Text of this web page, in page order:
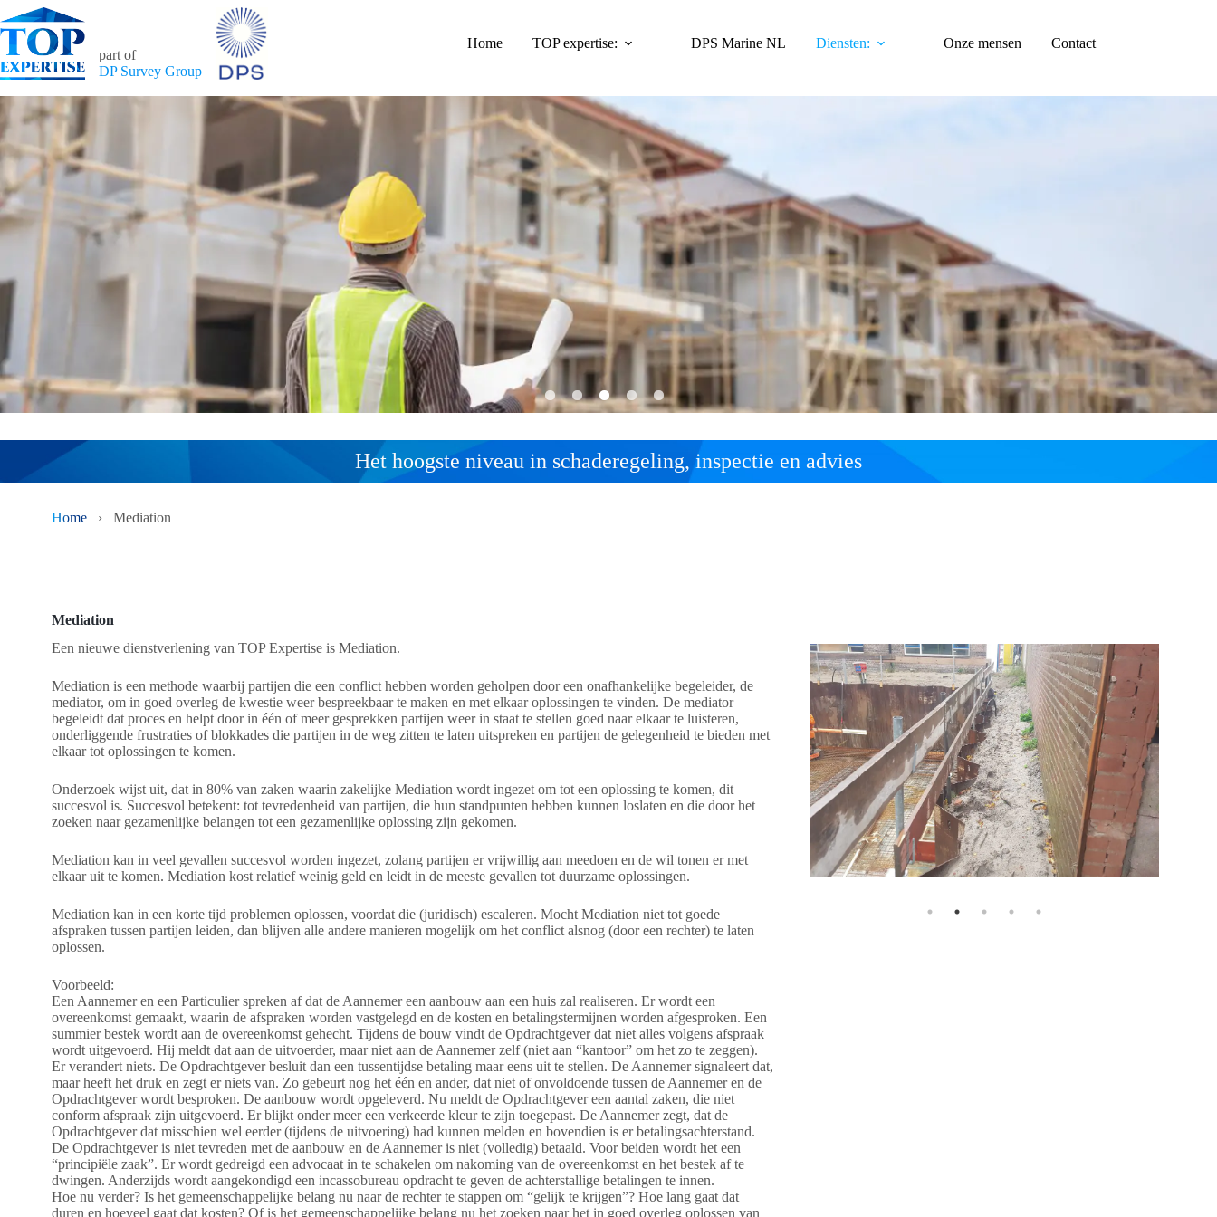
naar
de
inhoud
part of
DP Survey Group
Home TOP expertise: DPS Marine NL Diensten: Onze mensen Contact
Het hoogste niveau in schaderegeling, inspectie en advies
Home › Mediation
Mediation
Een nieuwe dienstverlening van TOP Expertise is Mediation.
Mediation is een methode waarbij partijen die een conflict hebben worden geholpen door een onafhankelijke begeleider, de
mediator, om in goed overleg de kwestie weer bespreekbaar te maken en met elkaar oplossingen te vinden. De mediator
begeleidt dat proces en helpt door in één of meer gesprekken partijen weer in staat te stellen goed naar elkaar te luisteren,
onderliggende frustraties of blokkades die partijen in de weg zitten te laten uitspreken en partijen de gelegenheid te bieden met
elkaar tot oplossingen te komen.
Onderzoek wijst uit, dat in 80% van zaken waarin zakelijke Mediation wordt ingezet om tot een oplossing te komen, dit
succesvol is. Succesvol betekent: tot tevredenheid van partijen, die hun standpunten hebben kunnen loslaten en die door het
zoeken naar gezamenlijke belangen tot een gezamenlijke oplossing zijn gekomen.
Mediation kan in veel gevallen succesvol worden ingezet, zolang partijen er vrijwillig aan meedoen en de wil tonen er met
elkaar uit te komen. Mediation kost relatief weinig geld en leidt in de meeste gevallen tot duurzame oplossingen.
Mediation kan in een korte tijd problemen oplossen, voordat die (juridisch) escaleren. Mocht Mediation niet tot goede
afspraken tussen partijen leiden, dan blijven alle andere manieren mogelijk om het conflict alsnog (door een rechter) te laten
oplossen.
Voorbeeld:
Een Aannemer en een Particulier spreken af dat de Aannemer een aanbouw aan een huis zal realiseren. Er wordt een
overeenkomst gemaakt, waarin de afspraken worden vastgelegd en de kosten en betalingstermijnen worden afgesproken. Een
summier bestek wordt aan de overeenkomst gehecht. Tijdens de bouw vindt de Opdrachtgever dat niet alles volgens afspraak
wordt uitgevoerd. Hij meldt dat aan de uitvoerder, maar niet aan de Aannemer zelf (niet aan “kantoor” om het zo te zeggen).
Er verandert niets. De Opdrachtgever besluit dan een tussentijdse betaling maar eens uit te stellen. De Aannemer signaleert dat,
maar heeft het druk en zegt er niets van. Zo gebeurt nog het één en ander, dat niet of onvoldoende tussen de Aannemer en de
Opdrachtgever wordt besproken. De aanbouw wordt opgeleverd. Nu meldt de Opdrachtgever een aantal zaken, die niet
conform afspraak zijn uitgevoerd. Er blijkt onder meer een verkeerde kleur te zijn toegepast. De Aannemer zegt, dat de
Opdrachtgever dat misschien wel eerder (tijdens de uitvoering) had kunnen melden en bovendien is er betalingsachterstand.
De Opdrachtgever is niet tevreden met de aanbouw en de Aannemer is niet (volledig) betaald. Voor beiden wordt het een
“principiële zaak”. Er wordt gedreigd een advocaat in te schakelen om nakoming van de overeenkomst en het bestek af te
dwingen. Anderzijds wordt aangekondigd een incassobureau opdracht te geven de achterstallige betalingen te innen.
Hoe nu verder? Is het gemeenschappelijke belang nu naar de rechter te stappen om “gelijk te krijgen”? Hoe lang gaat dat
duren en hoeveel gaat dat kosten? Of is het gemeenschappelijke belang nu het zoeken naar het in goed overleg oplossen van